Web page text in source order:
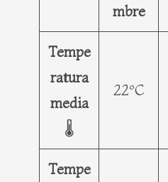
mbre
Tempe
ratura
media
🌡️
22ºC
Tempe